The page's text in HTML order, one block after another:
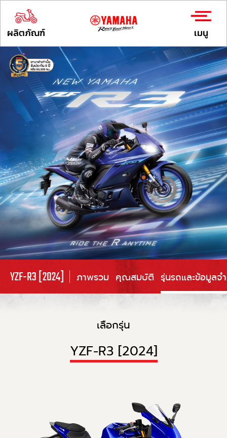
ผลิตภัณฑ์ เมนู
YZF-R3 [2024] ภาพรวม คุณสมบัติ รุ่นรถและข้อมูลจำ
เลือกรุ่น
YZF-R3 [2024]